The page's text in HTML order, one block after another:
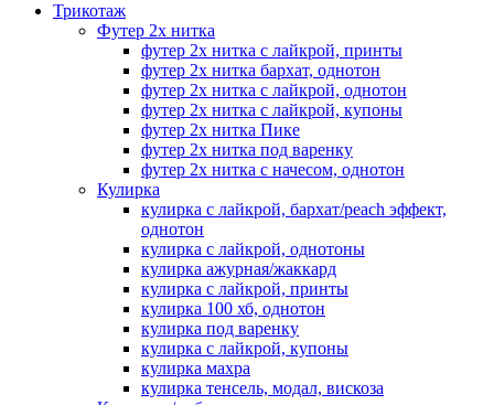
Трикотаж
Футер 2х нитка
футер 2х нитка с лайкрой, принты
футер 2х нитка бархат, однотон
футер 2х нитка с лайкрой, однотон
футер 2х нитка с лайкрой, купоны
футер 2х нитка Пике
футер 2х нитка под варенку
футер 2х нитка с начесом, однотон
Кулирка
кулирка с лайкрой, бархат/peach эффект,
однотон
кулирка с лайкрой, однотоны
кулирка ажурная/жаккард
кулирка с лайкрой, принты
кулирка 100 хб, однотон
кулирка под варенку
кулирка с лайкрой, купоны
кулирка махра
кулирка тенсель, модал, вискоза